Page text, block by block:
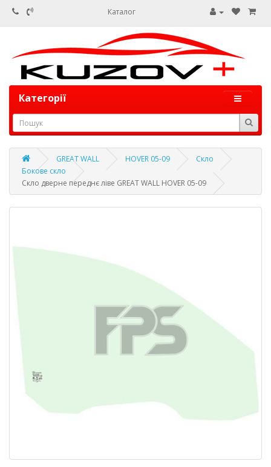
Каталог
Категорії
GREAT WALL HOVER 05-09
Скло
Бокове скло
Скло дверне переднє ліве GREAT WALL HOVER 05-09